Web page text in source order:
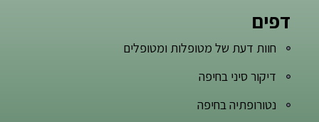
דפים
חוות דעת של מטופלות ומטופלים
דיקור סיני בחיפה
נטורופתיה בחיפה